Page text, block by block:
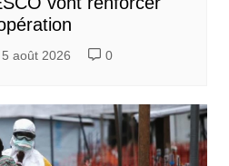
5 août 2026 0